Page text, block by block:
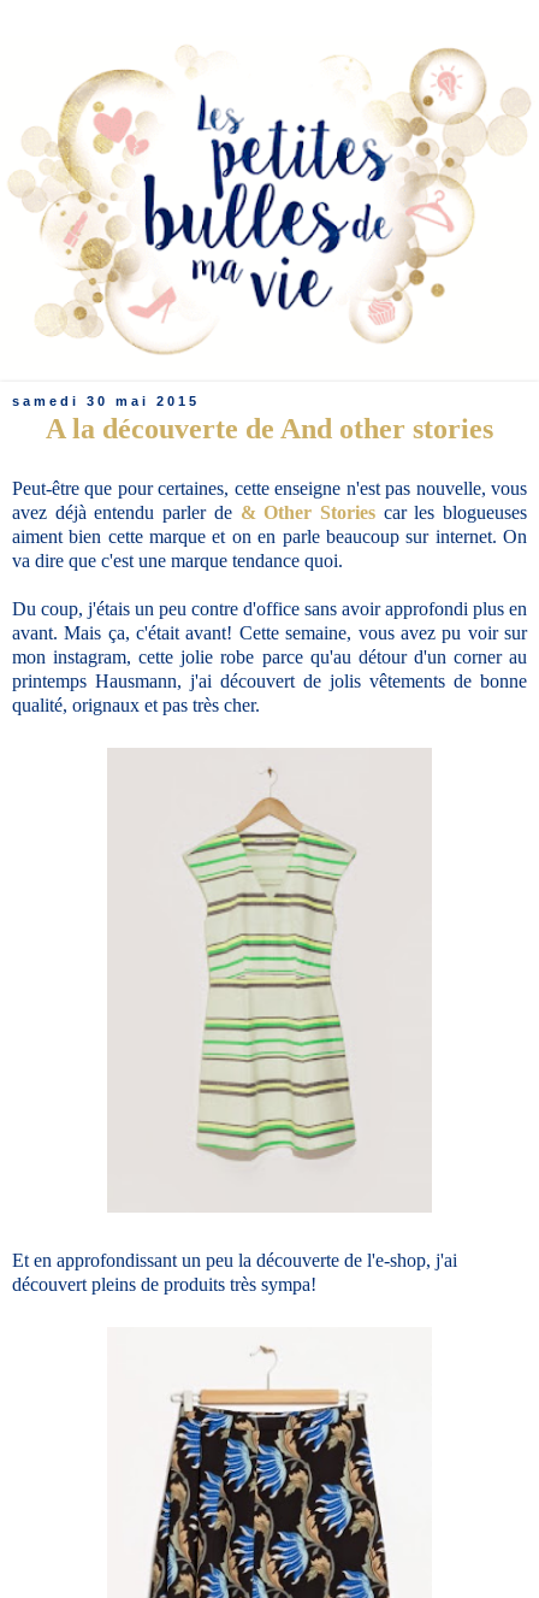
samedi 30 mai 2015
A la découverte de And other stories
Peut-être que pour certaines, cette enseigne n'est pas nouvelle, vous
avez déjà entendu parler de & Other Storiescar les blogueuses
aiment bien cette marque et on en parle beaucoup sur internet. On
va dire que c'est une marque tendance quoi.
Du coup, j'étais un peu contre d'office sans avoir approfondi plus en
avant. Mais ça, c'était avant! Cette semaine, vous avez pu voir sur
mon instagram, cette jolie robe parce qu'au détour d'un corner au
printemps Hausmann, j'ai découvert de jolis vêtements de bonne
qualité, orignaux et pas très cher.
Et en approfondissant un peu la découverte de l'e-shop, j'ai
découvert pleins de produits très sympa!